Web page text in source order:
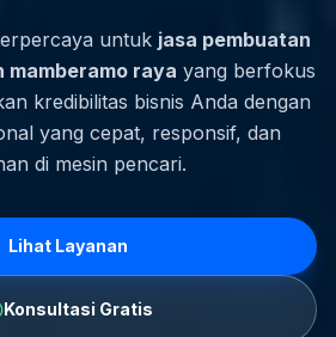
untuk jasa pembuatan
raya yang berfokus
kredibilitas bisnis Anda dengan
yang cepat, responsif, dan
di mesin pencari.
Lihat Layanan
Konsultasi Gratis